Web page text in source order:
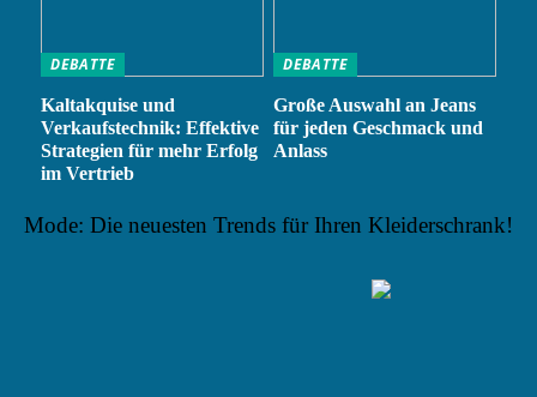
DEBATTE
Kaltakquise und
Verkaufstechnik: Effektive
Strategien für mehr Erfolg
im Vertrieb
DEBATTE
Große Auswahl an Jeans
für jeden Geschmack und
Anlass
Mode: Die neuesten Trends für Ihren Kleiderschrank!